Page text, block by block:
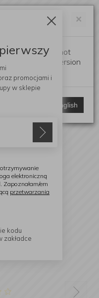
×
language is not
to the English version
Switch to English
promocjami i
w sklepie
elektroniczną
Zapoznałam/em
przetwarzania
kodu
zakładce